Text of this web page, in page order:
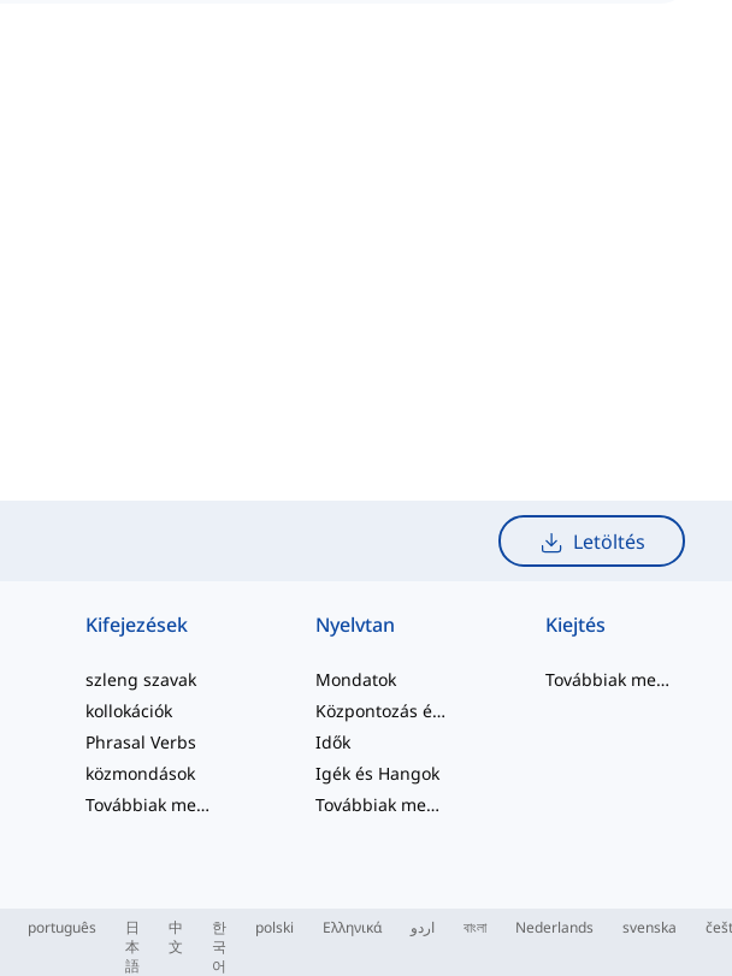
Letöltés
Kifejezések
szleng szavak
kollokációk
Phrasal Verbs
közmondások
Továbbiak megtekintése
Nyelvtan
Mondatok
Központozás és Helyesírás
Idők
Igék és Hangok
Továbbiak megtekintése
Kiejtés
Továbbiak megtekintése
português
日
本
語
中
文
한
국
어
polski Ελληνικά اردو বাংলা Nederlands svenska